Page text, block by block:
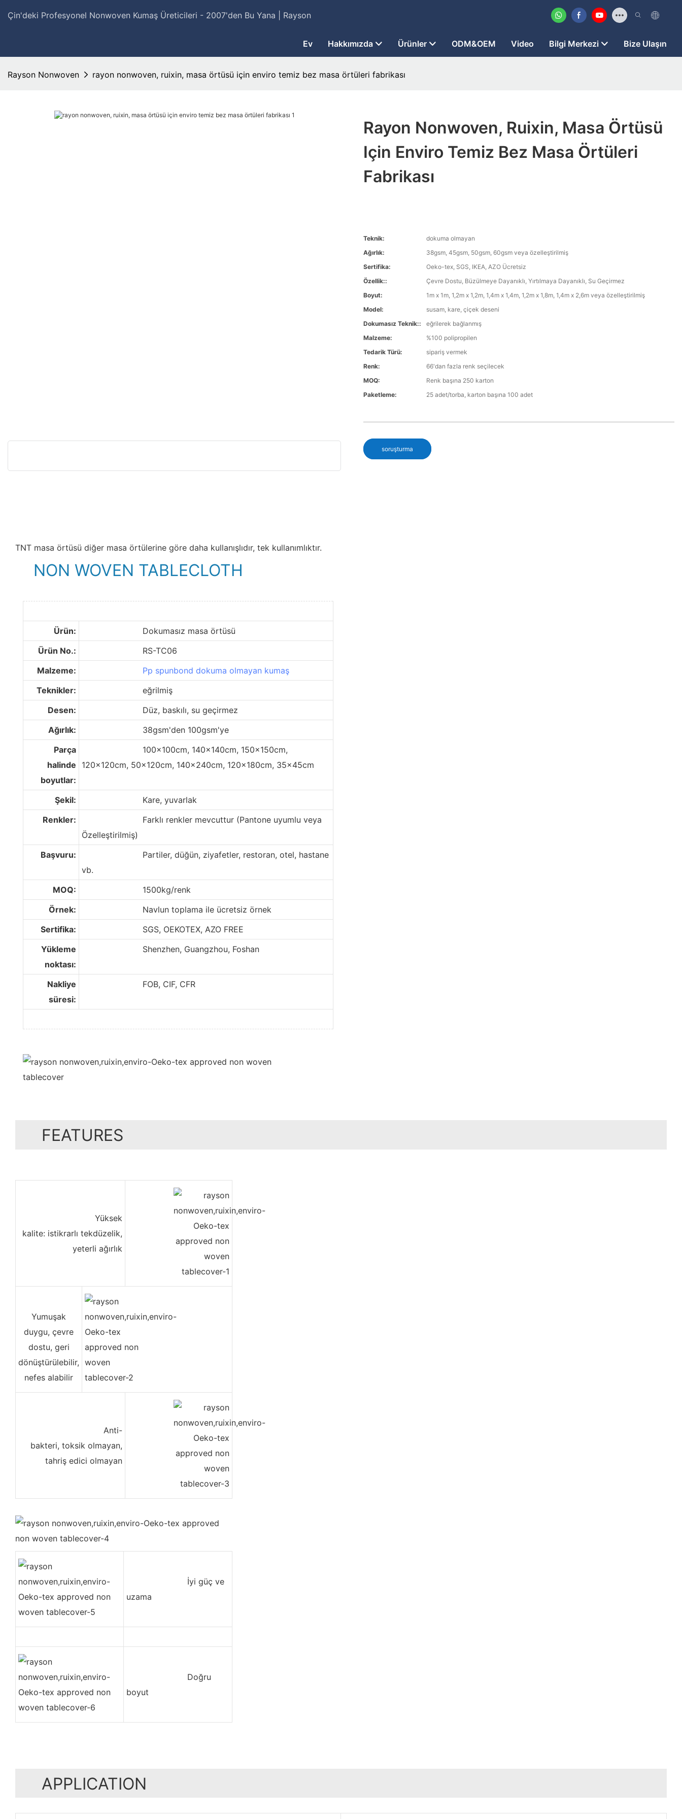
Çin'deki Profesyonel Nonwoven Kumaş Üreticileri - 2007'den Bu Yana | Rayson
Ev Hakkımızda Ürünler ODM&OEM Video Bilgi Merkezi Bize Ulaşın
Rayson Nonwoven rayon nonwoven, ruixin, masa örtüsü için enviro temiz bez masa örtüleri fabrikası
Rayon Nonwoven, Ruixin, Masa Örtüsü
Için Enviro Temiz Bez Masa Örtüleri
Fabrikası
Teknik:
dokuma olmayan
Ağırlık:
38gsm, 45gsm, 50gsm, 60gsm veya özelleştirilmiş
Sertifika:
Oeko-tex, SGS, IKEA, AZO Ücretsiz
Özellik::
Çevre Dostu, Büzülmeye Dayanıklı, Yırtılmaya Dayanıklı, Su Geçirmez
Boyut:
1m x 1m, 1,2m x 1,2m, 1,4m x 1,4m, 1,2m x 1,8m, 1,4m x 2,6m veya özelleştirilmiş
Model:
susam, kare, çiçek deseni
Dokumasız Teknik::
eğrilerek bağlanmış
Malzeme:
%100 polipropilen
Tedarik Türü:
sipariş vermek
Renk:
66'dan fazla renk seçilecek
MOQ:
Renk başına 250 karton
Paketleme:
25 adet/torba, karton başına 100 adet
soruşturma
TNT masa örtüsü diğer masa örtülerine göre daha kullanışlıdır, tek kullanımlıktır.
NON WOVEN TABLECLOTH
Ürün:
Dokumasız masa örtüsü
Ürün No.:
RS-TC06
Malzeme:
Pp spunbond dokuma olmayan kumaş
Teknikler:
eğrilmiş
Desen:
Düz, baskılı, su geçirmez
Ağırlık:
38gsm'den 100gsm'ye
Parça
halinde
boyutlar:
100x100cm, 140x140cm, 150x150cm,
120x120cm, 50x120cm, 140x240cm, 120x180cm, 35x45cm
Şekil:
Kare, yuvarlak
Renkler:
Farklı renkler mevcuttur (Pantone uyumlu veya
Özelleştirilmiş)
Başvuru:
Partiler, düğün, ziyafetler, restoran, otel, hastane
vb.
MOQ:
1500kg/renk
Örnek:
Navlun toplama ile ücretsiz örnek
Sertifika:
SGS, OEKOTEX, AZO FREE
Yükleme
noktası:
Shenzhen, Guangzhou, Foshan
Nakliye
süresi:
FOB, CIF, CFR
FEATURES
Yüksek
kalite: istikrarlı tekdüzelik,
yeterli ağırlık
Yumuşak
duygu, çevre
dostu, geri
dönüştürülebilir,
nefes alabilir
Anti-
bakteri, toksik olmayan,
tahriş edici olmayan
İyi güç ve
uzama
Doğru
boyut
APPLICATION